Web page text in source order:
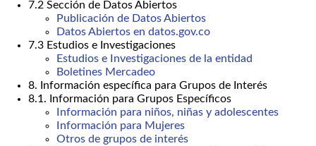
7.2 Sección de Datos Abiertos
Publicación de Datos Abiertos
Datos Abiertos en datos.gov.co
7.3 Estudios e Investigaciones
Estudios e Investigaciones de la entidad
Boletines Mercadeo
8. Información específica para Grupos de Interés
8.1. Información para Grupos Específicos
Información para niños, niñas y adolescentes
Información para Mujeres
Otros de grupos de interés